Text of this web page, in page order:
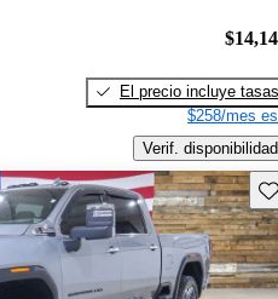
El precio incluye tasas
$258/mes
Verif. disponibilidad